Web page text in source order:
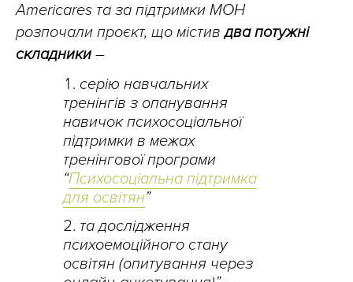
Americares та за підтримки МОН
розпочали проєкт, що містивдва потужні
складники –
серію навчальних
тренінгів з опанування
навичок психосоціальної
підтримки в межах
тренінгової програми
“Психосоціальна підтримка
для освітян”
та дослідження
психоемоційного стану
освітян (опитування через